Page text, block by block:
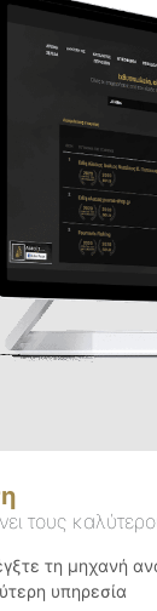
τους
τη μηχανή
υπηρεσία